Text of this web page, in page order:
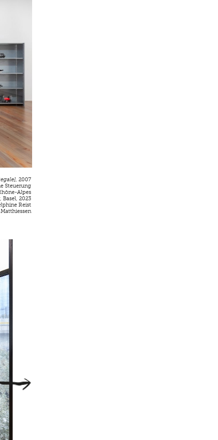
, 2007
Steuerung
Alpes
2023
Reist